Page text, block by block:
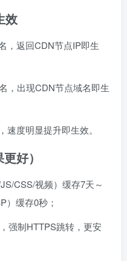
效
，返回CDN节点IP即生
，出现CDN节点域名即生
度明显提升即生效。
好）
CSS/视频）缓存7天～
）缓存0秒；
强制HTTPS跳转，更安